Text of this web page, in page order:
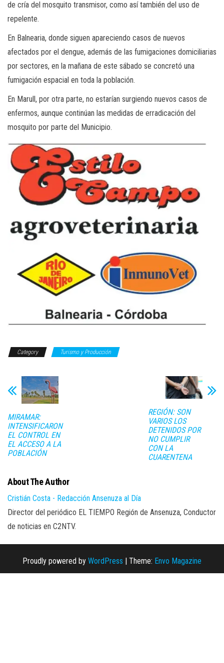
de cría del mosquito transmisor, como así también del uso de
repelente.
En Balnearia, donde siguen apareciendo casos de nuevos
afectados por el dengue, además de las fumigaciones domiciliarias
por sectores, en la mañana de este sábado se concretó una
fumigación espacial en toda la población.
En Marull, por otra parte, no estarían surgiendo nuevos casos de
enfermos, aunque continúan las medidas de erradicación del
mosquito por parte del Municipio.
Category Turismo y Producción
MIRAMAR:
INTENSIFICARON
EL CONTROL EN
EL ACCESO A LA
POBLACIÓN
REGIÓN: SON
VARIOS LOS
DETENIDOS POR
NO CUMPLIR
CON LA
CUARENTENA
About The Author
Cristián Costa - Redacción Ansenuza al Día
Director del periódico EL TIEMPO Región de Ansenuza, Conductor
de noticias en C2NTV.
Proudly powered by WordPress | Theme: Envo Magazine